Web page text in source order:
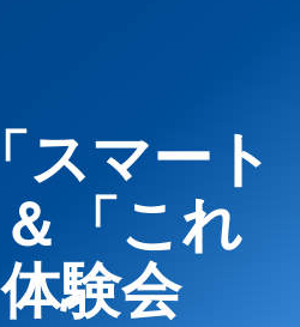
スマート
「これ
験会